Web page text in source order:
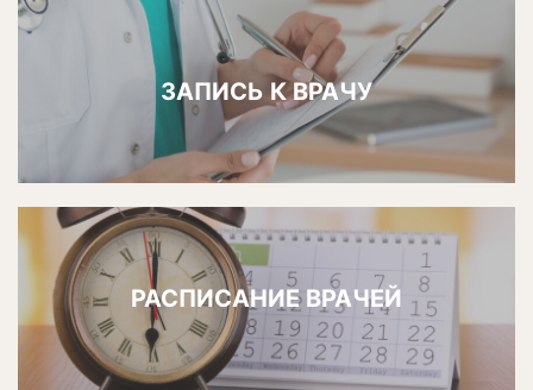
ЗАПИСЬ К ВРАЧУ
РАСПИСАНИЕ ВРАЧЕЙ